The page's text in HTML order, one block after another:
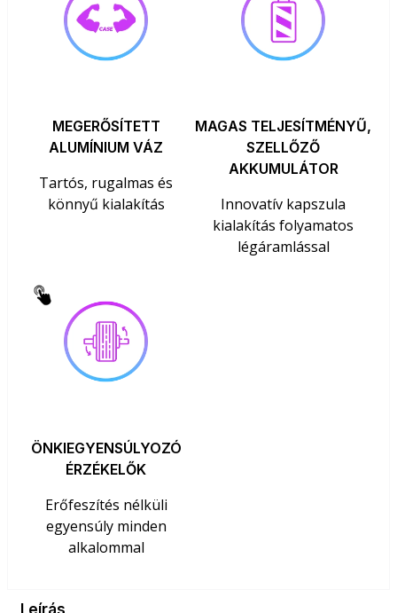
MEGERŐSÍTETT
ALUMÍNIUM VÁZ
Tartós, rugalmas és
könnyű kialakítás
MAGAS TELJESÍTMÉNYŰ,
SZELLŐZŐ
AKKUMULÁTOR
Innovatív kapszula
kialakítás folyamatos
légáramlással
ÖNKIEGYENSÚLYOZÓ
ÉRZÉKELŐK
Erőfeszítés nélküli
egyensúly minden
alkalommal
Leírás